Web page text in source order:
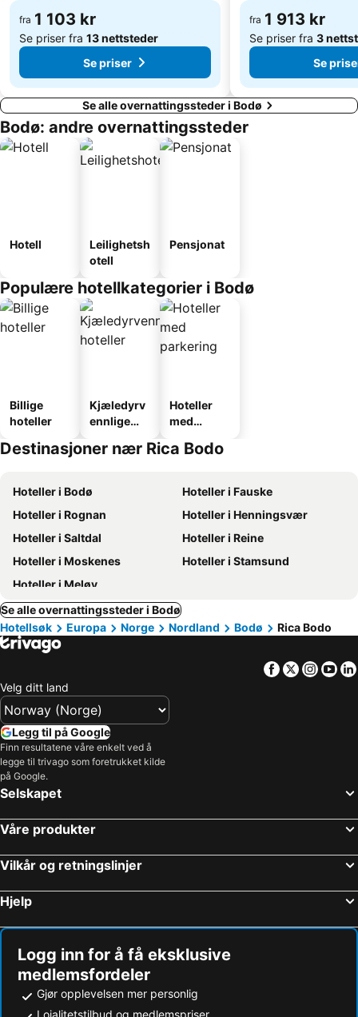
fra 1 103 kr
Se priser fra 13 nettsteder
Se priser
fra 1 913 kr
Se priser fra 3
Se
Se alle overnattingssteder i Bodø
Bodø: andre overnattingssteder
Hotell
Leilighetsh
otell
Pensjonat
Populære hotellkategorier i Bodø
Billige
hoteller
Kjæledyrv
ennlige
Hoteller
med
Destinasjoner nær Rica Bodo
Hoteller i Bodø
Hoteller i Fauske
Hoteller i Rognan
Hoteller i Henningsvær
Hoteller i Saltdal
Hoteller i Reine
Hoteller i Moskenes
Hoteller i Stamsund
Hoteller i Meløy
Se alle overnattingssteder i Bodø
Hotellsøk
Europa Norge Nordland Bodø Rica Bodo
Facebook
Twitter
Velg ditt land
Legg til på Google
Finn resultatene våre enkelt ved å
legge til trivago som foretrukket kilde
på Google.
Selskapet
Våre produkter
Vilkår og retningslinjer
Hjelp
Logg inn for å få eksklusive
medlemsfordeler
Gjør opplevelsen mer personlig
Lojalitetstilbud og medlemspriser